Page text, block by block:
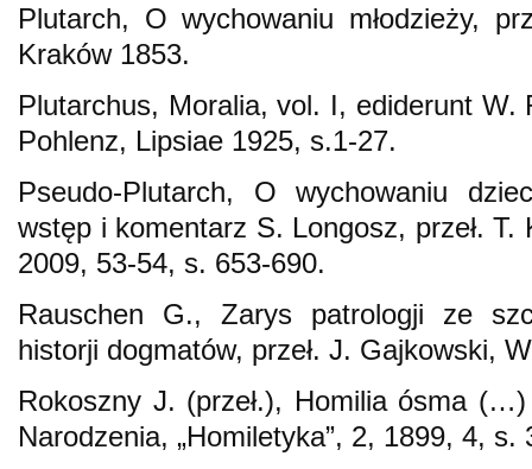
Plutarch, O wychowaniu młodzieży,
Kraków 1853.
Plutarchus, Moralia, vol. I, ediderunt
Pohlenz, Lipsiae 1925, s.1-27.
Pseudo-Plutarch, O wychowaniu
wstęp i komentarz S. Longosz, przeł. T.
2009, 53-54, s. 653-690.
Rauschen G., Zarys patrologji ze
historji dogmatów, przeł. J. Gajkowski,
Rokoszny J. (przeł.), Homilia ósma
Narodzenia, „Homiletyka”, 2, 1899, 4, s.